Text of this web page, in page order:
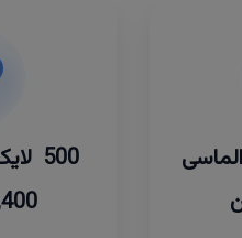
500 لایک ایرانی الماسی